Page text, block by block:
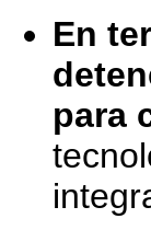
En
para